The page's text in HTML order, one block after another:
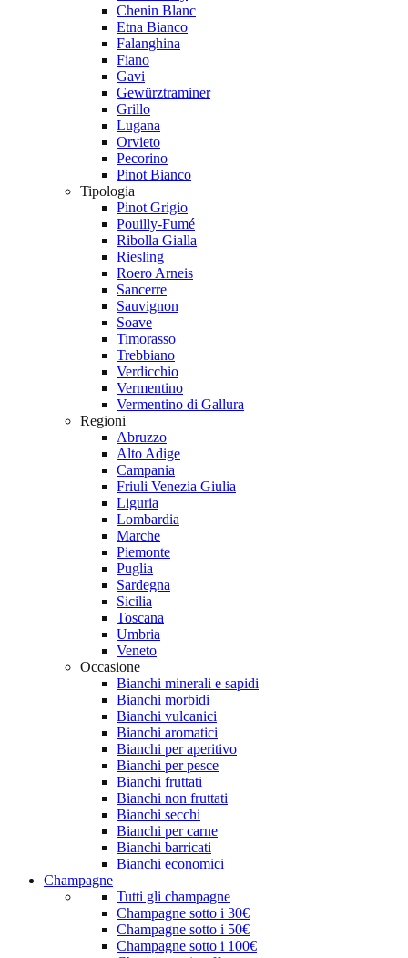
Chenin Blanc
Etna Bianco
Falanghina
Fiano
Gavi
Gewürztraminer
Grillo
Lugana
Orvieto
Pecorino
Pinot Bianco
Tipologia
Pinot Grigio
Pouilly-Fumé
Ribolla Gialla
Riesling
Roero Arneis
Sancerre
Sauvignon
Soave
Timorasso
Trebbiano
Verdicchio
Vermentino
Vermentino di Gallura
Regioni
Abruzzo
Alto Adige
Campania
Friuli Venezia Giulia
Liguria
Lombardia
Marche
Piemonte
Puglia
Sardegna
Sicilia
Toscana
Umbria
Veneto
Occasione
Bianchi minerali e sapidi
Bianchi morbidi
Bianchi vulcanici
Bianchi aromatici
Bianchi per aperitivo
Bianchi per pesce
Bianchi fruttati
Bianchi non fruttati
Bianchi secchi
Bianchi per carne
Bianchi barricati
Bianchi economici
Champagne
Tutti gli champagne
Champagne sotto i 30€
Champagne sotto i 50€
Champagne sotto i 100€